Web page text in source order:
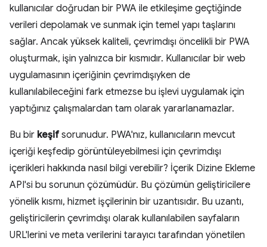
kullanıcılar doğrudan bir PWA ile etkileşime geçtiğinde
verileri depolamak ve sunmak için temel yapı taşlarını
sağlar. Ancak yüksek kaliteli, çevrimdışı öncelikli bir PWA
oluşturmak, işin yalnızca bir kısmıdır. Kullanıcılar bir web
uygulamasının içeriğinin çevrimdışıyken de
kullanılabileceğini fark etmezse bu işlevi uygulamak için
yaptığınız çalışmalardan tam olarak yararlanamazlar.
Bu bir keşifsorunudur. PWA'nız, kullanıcıların mevcut
içeriği keşfedip görüntüleyebilmesi için çevrimdışı
içerikleri hakkında nasıl bilgi verebilir? İçerik Dizine Ekleme
API'si bu sorunun çözümüdür. Bu çözümün geliştiricilere
yönelik kısmı, hizmet işçilerinin bir uzantısıdır. Bu uzantı,
geliştiricilerin çevrimdışı olarak kullanılabilen sayfaların
URL'lerini ve meta verilerini tarayıcı tarafından yönetilen